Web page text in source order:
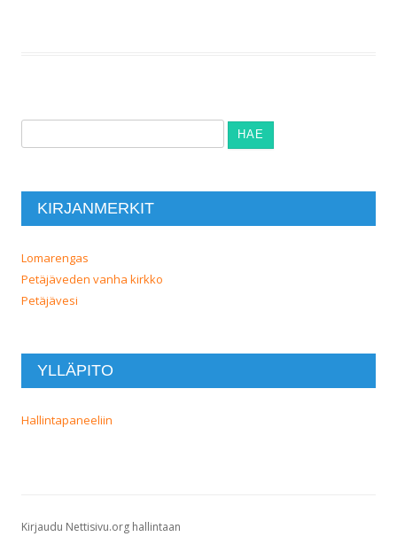
KIRJANMERKIT
Lomarengas
Petäjäveden vanha kirkko
Petäjävesi
YLLÄPITO
Hallintapaneeliin
Kirjaudu Nettisivu.org hallintaan